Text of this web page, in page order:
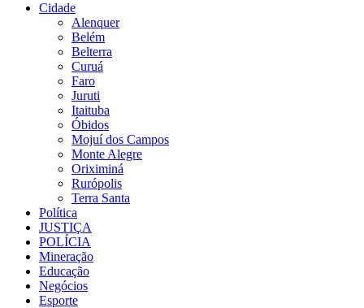
Cidade
Alenquer
Belém
Belterra
Curuá
Faro
Juruti
Itaituba
Óbidos
Mojuí dos Campos
Monte Alegre
Oriximiná
Rurópolis
Terra Santa
Política
JUSTIÇA
POLÍCIA
Mineração
Educação
Negócios
Esporte